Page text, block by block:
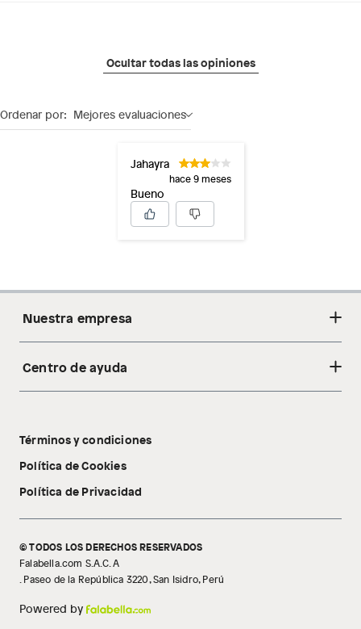
Ocultar todas las opiniones
Ordenar por: Mejores evaluaciones
Jahayra
hace 9 meses
Bueno
Nuestra empresa
Acerca de nosotros
Tecnología Pillow Walk
Centro de ayuda
Libro de reclamaciones
Términos y condiciones
Política de Cookies
Política de Privacidad
© TODOS LOS DERECHOS RESERVADOS
Falabella.com S.A.C. A
. Paseo de la República 3220, San Isidro, Perú
Powered by